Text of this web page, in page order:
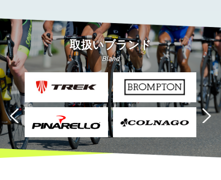
取扱いブランド
Bland